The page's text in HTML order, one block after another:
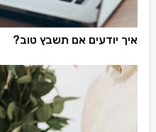
איך יודעים אם תשבץ טוב?